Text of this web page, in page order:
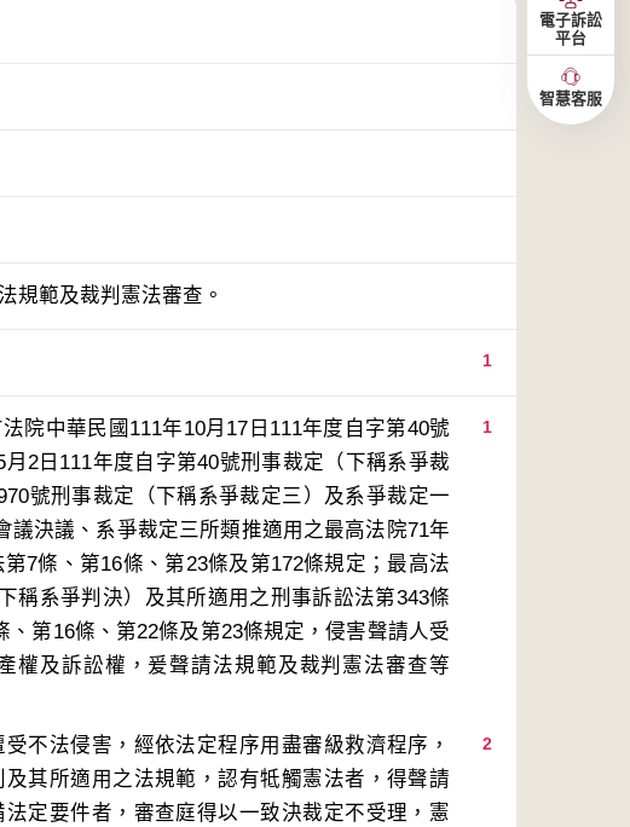
規範及裁判憲法審查。
1
1
院中華民國111年10月17日111年度自字第40號
2日111年度自字第40號刑事裁定（下稱系爭裁
號刑事裁定（下稱系爭裁定三）及系爭裁定一
議決議、系爭裁定三所類推適用之最高法院71年
7條、第16條、第23條及第172條規定；最高法
稱系爭判決）及其所適用之刑事訴訟法第343條
第16條、第22條及第23條規定，侵害聲請人受
權及訴訟權，爰聲請法規範及裁判憲法審查等
2
不法侵害，經依法定程序用盡審級救濟程序，
其所適用之法規範，認有牴觸憲法者，得聲請
定要件者，審查庭得以一致決裁定不受理，憲
電子訴訟
平台
智慧客服